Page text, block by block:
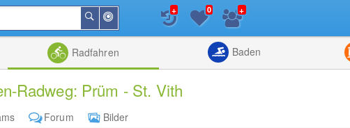
der
Nähe
Suchen
Listenansicht
+ 0 +
Radfahren Baden
Radweg: Prüm - St. Vith
Forum
Bilder